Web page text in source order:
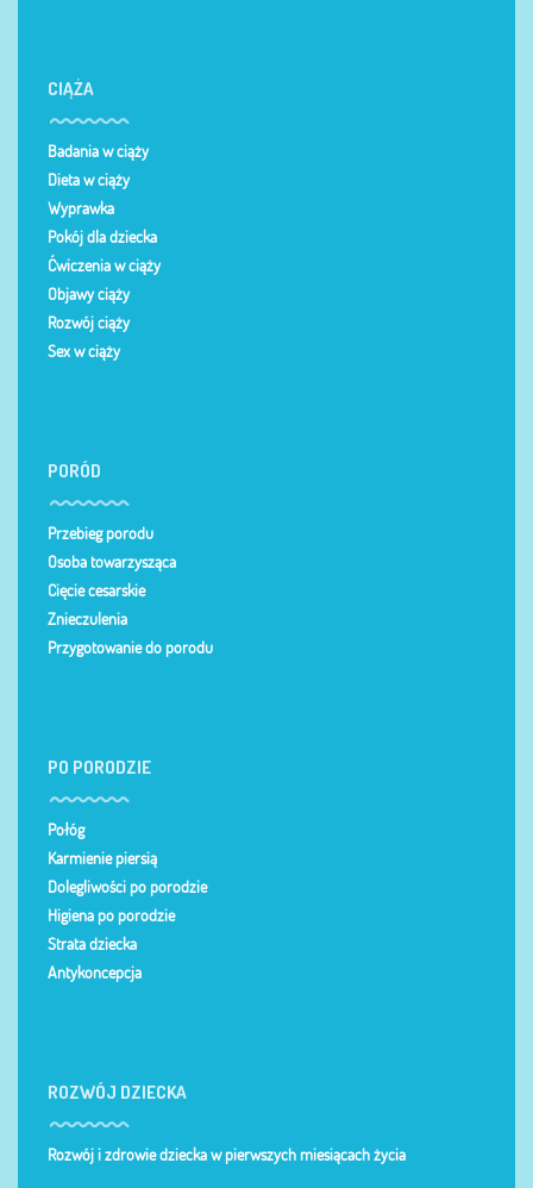
CIĄŻA
Badania w ciąży
Dieta w ciąży
Wyprawka
Pokój dla dziecka
Ćwiczenia w ciąży
Objawy ciąży
Rozwój ciąży
Sex w ciąży
PORÓD
Przebieg porodu
Osoba towarzysząca
Cięcie cesarskie
Znieczulenia
Przygotowanie do porodu
PO PORODZIE
Połóg
Karmienie piersią
Dolegliwości po porodzie
Higiena po porodzie
Strata dziecka
Antykoncepcja
ROZWÓJ DZIECKA
Rozwój i zdrowie dziecka w pierwszych miesiącach życia